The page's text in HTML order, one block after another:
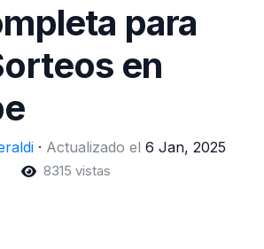
para
en
· Actualizado el 6 Jan, 2025
8315 vistas